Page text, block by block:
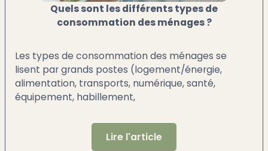
Quels sont les différents types de
consommation des ménages ?
Les types de consommation des ménages se
lisent par grands postes (logement/énergie,
alimentation, transports, numérique, santé,
équipement, habillement,
Lire l'article